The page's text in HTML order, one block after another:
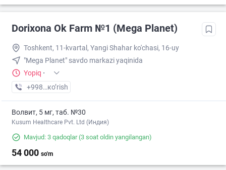
Dorixona Ok Farm №1 (Mega Planet)
Toshkent, 11-kvartal, Yangi Shahar ko'chasi, 16-uy
"Mega Planet" savdo markazi yaqinida
Yopiq ·
+998 (90) XXX-XX-XX
кo’rish
Волвит, 5 мг, таб. №30
Kusum Healthcare Pvt. Ltd (Индия)
Mavjud: 3 qadoqlar(3 soat oldin yangilangan)
54 000 so'm